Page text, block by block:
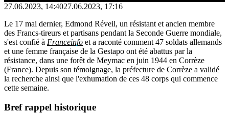
27.06.2023, 14:4027.06.2023, 17:16
Le 17 mai dernier, Edmond Réveil, un résistant et ancien membre
des Francs-tireurs et partisans pendant la Seconde Guerre mondiale,
s'est confié à Franceinfo et a raconté comment 47 soldats allemands
et une femme française de la Gestapo ont été abattus par la
résistance, dans une forêt de Meymac en juin 1944 en Corrèze
(France). Depuis son témoignage, la préfecture de Corrèze a validé
la recherche ainsi que l'exhumation de ces 48 corps qui commence
cette semaine.
Bref rappel historique